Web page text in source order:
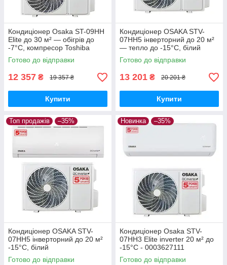
Кондиціонер Osaka ST-09HH
Elite до 30 м² — обігрів до
-7°C, компресор Toshiba
Готово до відправки
12 357 ₴ 19 357 ₴
Купити
Кондиціонер OSAKA STV-
07HH5 інверторний до 20 м²
— тепло до -15°C, білий
Готово до відправки
13 201 ₴ 20 201 ₴
Купити
Топ продажів –35%
Кондиціонер OSAKA STV-
07HH5 інверторний до 20 м²
-15°C, білий
Готово до відправки
Новинка –35%
Кондиціонер Osaka STV-
07HH3 Elite inverter 20 м² до
-15°C - 0003627111
Готово до відправки